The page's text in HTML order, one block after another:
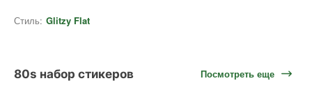
Стиль: Glitzy Flat
80s набор стикеров Посмотреть еще